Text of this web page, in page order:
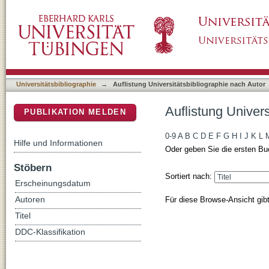
Universitätsbibliographie → Auflistung Universitätsbibliographie nach Autor
Auflistung
0-9 A B C D E F G H J K L
Oder geben Sie die ersten
Sortiert nach:
Für diese Browse-Ansicht
PUBLIKATION MELDEN
Hilfe und Informationen
Stöbern
Erscheinungsdatum
Autoren
Titel
DDC-Klassifikation